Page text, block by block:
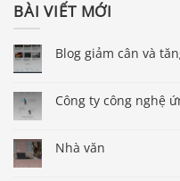
BÀI VIẾT MỚI
Blog giảm cân và
Công ty công nghệ
Nhà văn